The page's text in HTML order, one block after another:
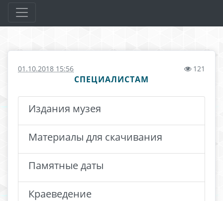
01.10.2018 15:56 121
СПЕЦИАЛИСТАМ
Издания музея
Материалы для скачивания
Памятные даты
Краеведение